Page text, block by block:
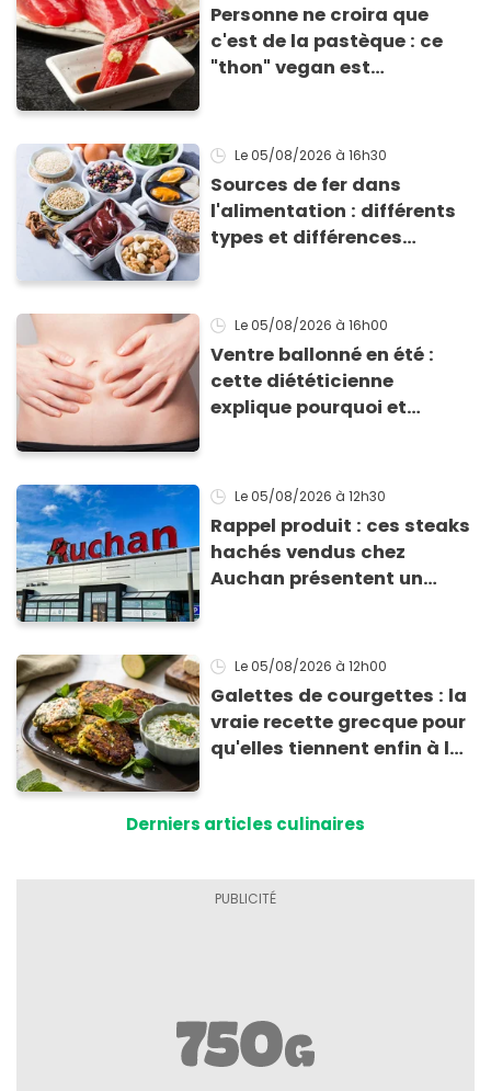
Personne ne croira que
c'est de la pastèque : ce
"thon" vegan est
Le 05/08/2026 à 16h30
Sources de fer dans
l'alimentation : différents
types et différences
Le 05/08/2026 à 16h00
Ventre ballonné en été :
cette diététicienne
explique pourquoi et
Le 05/08/2026 à 12h30
Rappel produit : ces steaks
hachés vendus chez
Auchan présentent un
Le 05/08/2026 à 12h00
Galettes de courgettes : la
vraie recette grecque pour
qu'elles tiennent enfin à la
Derniers articles culinaires